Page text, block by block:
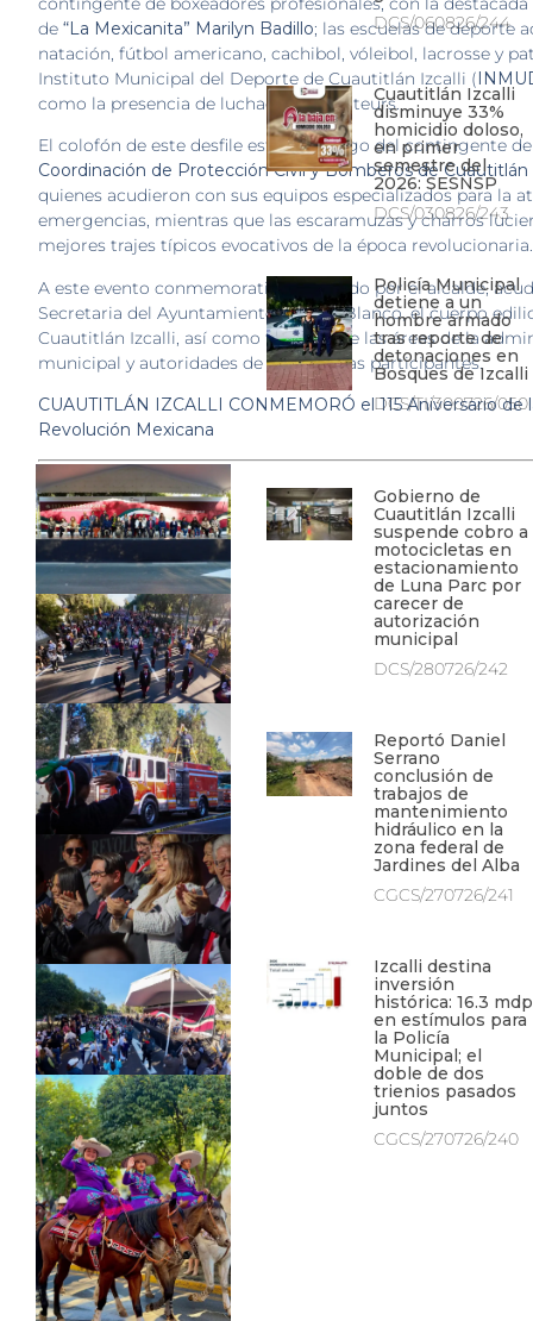
de “La Mexicanita” Marilyn Badillo; las escuelas de deporte
natación, fútbol americano, cachibol, vóleibol, lacrosse y
Instituto Municipal del Deporte de Cuautitlán Izcalli (
como la presencia de luchadores amateurs.
El colofón de este desfile estuvo a cargo del contingente
Coordinación de Protección Civil y Bomberos de Cuautitlán
quienes acudieron con sus equipos especializados para la
emergencias, mientras que las escaramuzas y charros
mejores trajes típicos evocativos de la época revolucionaria.
A este evento conmemorativo presidido por el alcalde,
Secretaria del Ayuntamiento, Ivonne Blanco, el cuerpo
Cuautitlán Izcalli, así como titulares de las áreas de la
municipal y autoridades de las escuelas participantes.
CUAUTITLÁN IZCALLI CONMEMORÓ el 115 Aniversario de
Revolución Mexicana
DCS/060826/244
Cuautitlán Izcalli
disminuye 33%
homicidio doloso,
en primer
semestre del
2026: SESNSP
DCS/030826/243
Policía Municipal
detiene a un
hombre armado
tras reporte de
detonaciones en
Bosques de Izcalli
DCS/TI/300726/050
Gobierno de
Cuautitlán Izcalli
suspende cobro a
motocicletas en
estacionamiento
de Luna Parc por
carecer de
autorización
municipal
DCS/280726/242
Reportó Daniel
Serrano
conclusión de
trabajos de
mantenimiento
hidráulico en la
zona federal de
Jardines del Alba
CGCS/270726/241
Izcalli destina
inversión
histórica: 16.3 mdp
en estímulos para
la Policía
Municipal; el
doble de dos
trienios pasados
juntos
CGCS/270726/240